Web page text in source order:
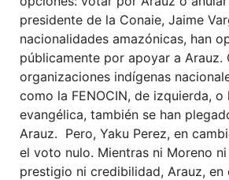
presidente de la Conaie, Jaime
nacionalidades amazónicas, han
públicamente por apoyar a Arauz.
organizaciones indígenas
como la FENOCIN, de izquierda, o
evangélica, también se han
Arauz. Pero, Yaku Perez, en
el voto nulo. Mientras ni Moreno
prestigio ni credibilidad, Arauz, en